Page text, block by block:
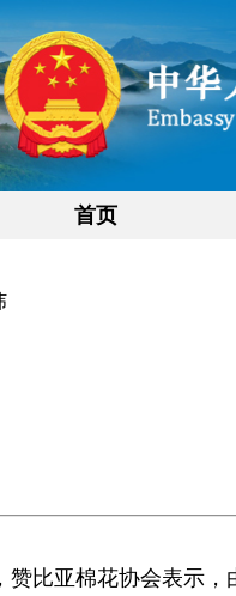
首页
赞比亚棉花协会表示